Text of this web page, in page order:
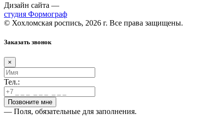
Дизайн сайта —
студия Формограф
© Хохломская роспись, 2026 г. Все права защищены.
Заказать звонок
×
Тел.:
— Поля, обязательные для заполнения.